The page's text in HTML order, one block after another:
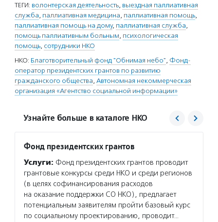
ТЕГИ: волонтерская деятельность, выездная паллиативная
служба, паллиативная медицина, паллиативная помощь,
паллиативная помощь на дому, паллиативная служба,
помощь паллиативным больным, психологическая
помощь, сотрудники НКО
НКО: Благотворительный фонд "Обнимая небо", Фонд-
оператор президентских грантов по развитию
гражданского общества, Автономная некоммерческая
организация «Агентство социальной информации»
Узнайте больше в каталоге НКО
Фонд президентских грантов
Услуги: Фонд президентских грантов проводит
грантовые конкурсы среди НКО и среди регионов
(в целях софинансирования расходов
на оказание поддержки СО НКО), предлагает
потенциальным заявителям пройти базовый курс
по социальному проектированию, проводит…